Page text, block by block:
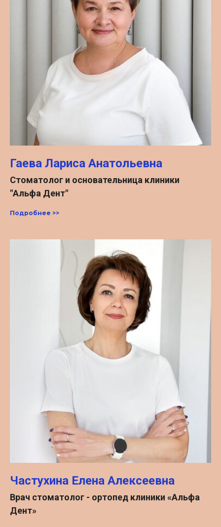
Гаева Лариса Анатольевна
Стоматолог и основательница клиники
"Альфа Дент"
Подробнее >>
Частухина Елена Алексеевна
Врач стоматолог - ортопед клиники «Альфа
Дент»